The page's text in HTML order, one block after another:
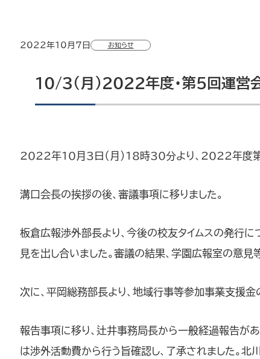
2022年10月7日 お知らせ
10/3（月）2022年度・第5回運営
2022年10月3日（月）18時30分より、2022年度第
溝口会長の挨拶の後、審議事項に移りました。
板倉広報渉外部長より、今後の校友タイムスの発行
見を出し合いました。審議の結果、学園広報室の意見
次に、平岡総務部長より、地域行事等参加事業支援
報告事項に移り、辻井事務局長から一般経過報告が
は渉外活動費から行う旨確認し、了承されました。